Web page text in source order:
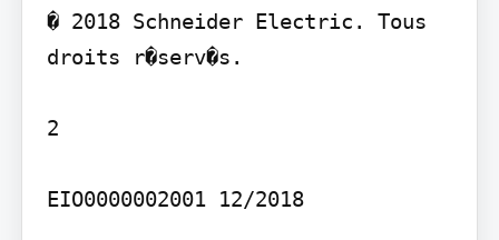
� 2018 Schneider Electric. Tous
droits r�serv�s.
2
EIO0000002001 12/2018